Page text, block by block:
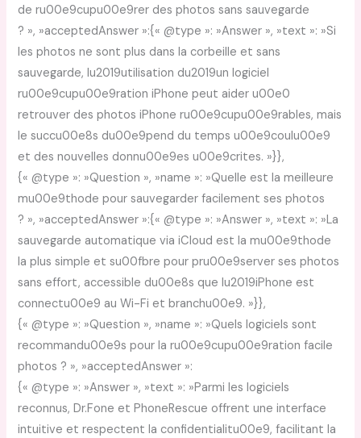
de ru00e9cupu00e9rer des photos sans sauvegarde
? », »acceptedAnswer »:{« @type »: »Answer », »text »: »Si
les photos ne sont plus dans la corbeille et sans
sauvegarde, lu2019utilisation du2019un logiciel
ru00e9cupu00e9ration iPhone peut aider u00e0
retrouver des photos iPhone ru00e9cupu00e9rables, mais
le succu00e8s du00e9pend du temps u00e9coulu00e9
et des nouvelles donnu00e9es u00e9crites. »}},
{« @type »: »Question », »name »: »Quelle est la meilleure
mu00e9thode pour sauvegarder facilement ses photos
? », »acceptedAnswer »:{« @type »: »Answer », »text »: »La
sauvegarde automatique via iCloud est la mu00e9thode
la plus simple et su00fbre pour pru00e9server ses photos
sans effort, accessible du00e8s que lu2019iPhone est
connectu00e9 au Wi-Fi et branchu00e9. »}},
{« @type »: »Question », »name »: »Quels logiciels sont
recommandu00e9s pour la ru00e9cupu00e9ration facile
photos ? », »acceptedAnswer »:
{« @type »: »Answer », »text »: »Parmi les logiciels
reconnus, Dr.Fone et PhoneRescue offrent une interface
intuitive et respectent la confidentialitu00e9, facilitant la